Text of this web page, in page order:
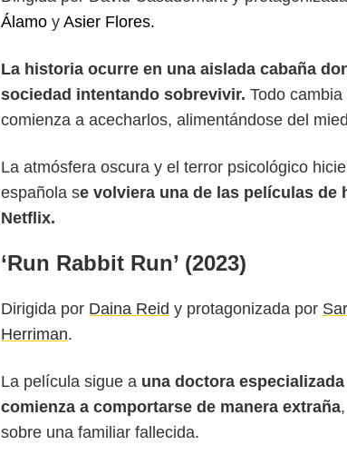
Álamo y Asier Flores.
La historia ocurre en una aislada cabaña
sociedad intentando sobrevivir. Todo
comienza a acecharlos, alimentándose del
La atmósfera oscura y el terror psicológico
española se volviera una de las películas de
Netflix.
‘Run Rabbit Run’ (2023)
Dirigida por Daina Reid y protagonizada por
Herriman.
La película sigue a una doctora
comienza a comportarse de manera extraña
sobre una familiar fallecida.